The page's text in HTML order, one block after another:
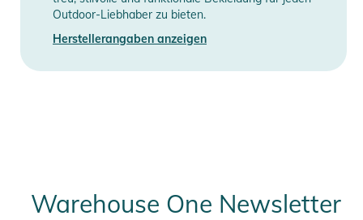
Outdoor-Liebhaber zu bieten.
Herstellerangaben anzeigen
Warehouse One Newsletter